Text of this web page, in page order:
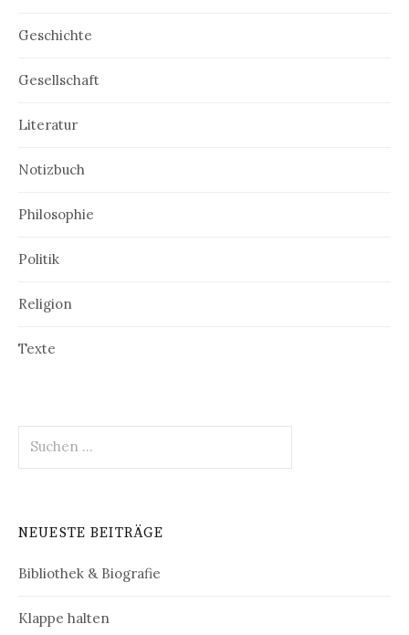
Geschichte
Gesellschaft
Literatur
Notizbuch
Philosophie
Politik
Religion
Texte
nach:
NEUESTE BEITRÄGE
Bibliothek & Biografie
Klappe halten